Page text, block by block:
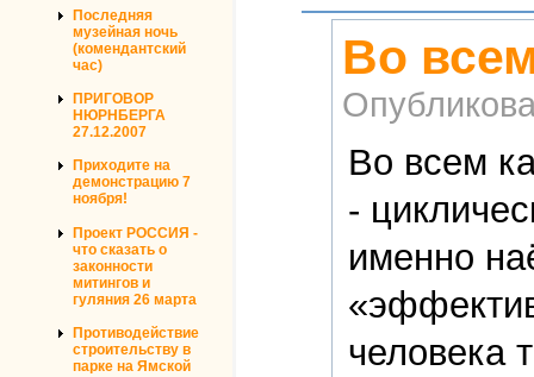
Последняя
музейная ночь
(комендантский
час)
ПРИГОВОР
НЮРНБЕРГА
27.12.2007
Приходите на
демонстрацию 7
ноября!
Проект РОССИЯ -
что сказать о
законности
митингов и
гуляния 26 марта
Противодействие
строительству в
парке на Ямской
Во
Во всем
-
именно
человека